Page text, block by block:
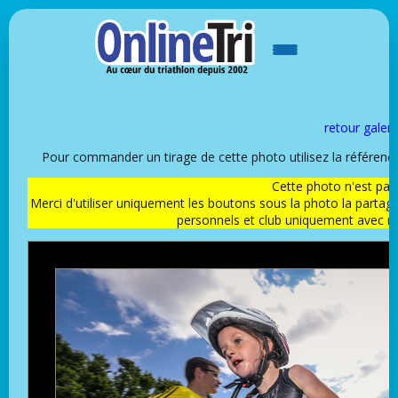
retour
Pour commander un tirage de cette photo utilisez la
Cette photo n'est
Merci d'utiliser uniquement les boutons sous la photo la
personnels et club uniquement avec